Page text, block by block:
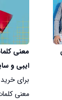
معنی
ایبی و
2024 )
برای
معنی